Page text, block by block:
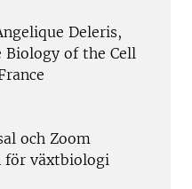
Deleris,
of the Cell
och Zoom
för växtbiologi